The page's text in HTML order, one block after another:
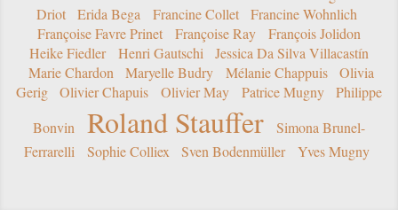
Driot
Erida Bega Francine Collet
Francine Wohnlich
Françoise Favre Prinet
Françoise Ray
François Jolidon
Heike Fiedler
Henri Gautschi
Jessica Da Silva Villacastín
Marie Chardon
Maryelle Budry Mélanie Chappuis
Olivia
Gerig
Olivier Chapuis Olivier May Patrice Mugny
Philippe
Bonvin
Roland Stauffer
Simona Brunel-
Ferrarelli
Sophie Colliex Sven Bodenmüller Yves Mugny